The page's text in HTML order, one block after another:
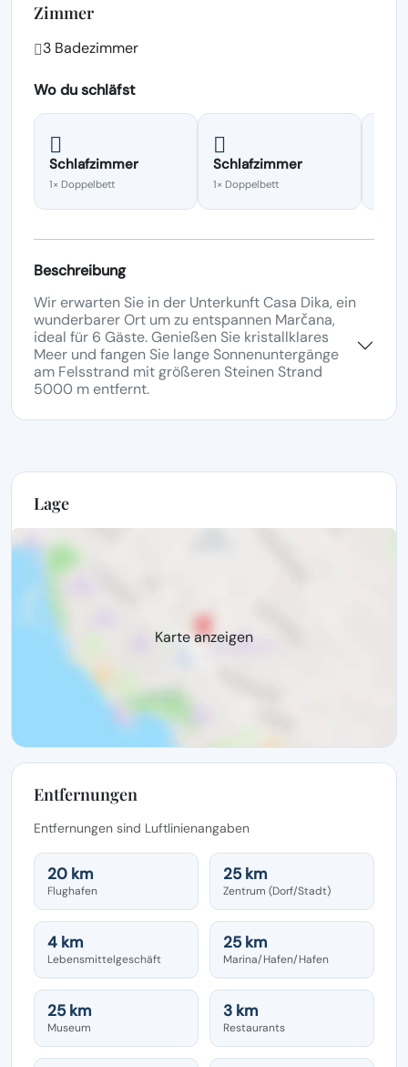
Zimmer
3 Badezimmer
Wo du schläfst
Schlafzimmer
1× Doppelbett
Schlafzimmer
1× Doppelbett
Beschreibung
Wir erwarten Sie in der Unterkunft Casa Dika, ein
wunderbarer Ort um zu entspannen Marčana,
ideal für 6 Gäste. Genießen Sie kristallklares
Meer und fangen Sie lange Sonnenuntergänge
am Felsstrand mit größeren Steinen Strand
5000 m entfernt.
Lage
Karte anzeigen
Entfernungen
Entfernungen sind Luftlinienangaben
20 km
Flughafen
25 km
Zentrum (Dorf/Stadt)
4 km
Lebensmittelgeschäft
25 km
Marina/Hafen/Hafen
25 km
Museum
3 km
Restaurants